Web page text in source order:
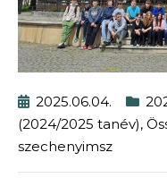
2025.06.04.
(2024/2025 tanév),
szechenyimsz